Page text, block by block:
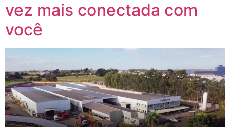
vez mais conectada com
você